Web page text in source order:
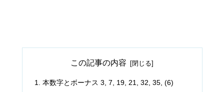
この記事の内容
本数字とボーナス 3, 7, 19, 21, 32, 35, (6)